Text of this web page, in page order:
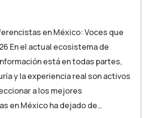
en México: Voces que
En el actual ecosistema de
está en todas partes,
y la experiencia real son activos
a los mejores
en México ha dejado de…